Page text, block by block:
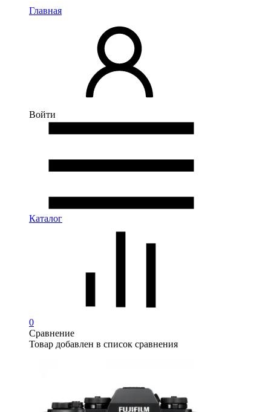
Главная
Войти
Каталог
0
Сравнение
Товар добавлен в список сравнения